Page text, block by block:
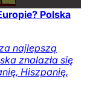
Polska
najlepszą
znalazła się
Hiszpanię,